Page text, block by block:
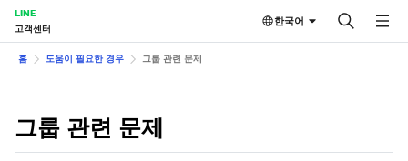
LINE
고객센터
한국어
홈 도움이 필요한 경우 그룹 관련 문제
그룹 관련 문제